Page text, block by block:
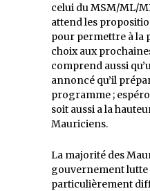
celui du MSM/ML/
attend les
pour permettre à la
choix aux
comprend aussi
annoncé qu’il
programme ;
soit aussi a la
Mauriciens.
La majorité des
gouvernement lutte
particulièrement